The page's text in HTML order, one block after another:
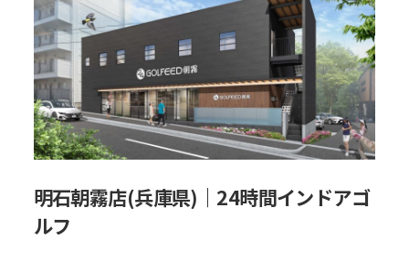
明石朝霧店(兵庫県)｜24時間インドアゴ
ルフ